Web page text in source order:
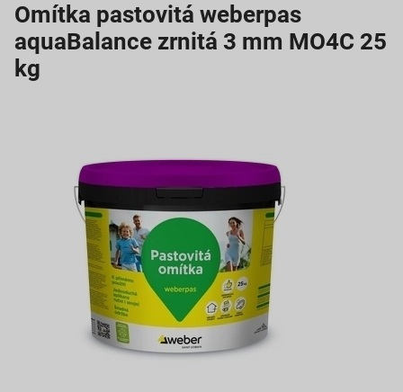
Omítka pastovitá weberpas
aquaBalance zrnitá 3 mm MO4C 25
kg